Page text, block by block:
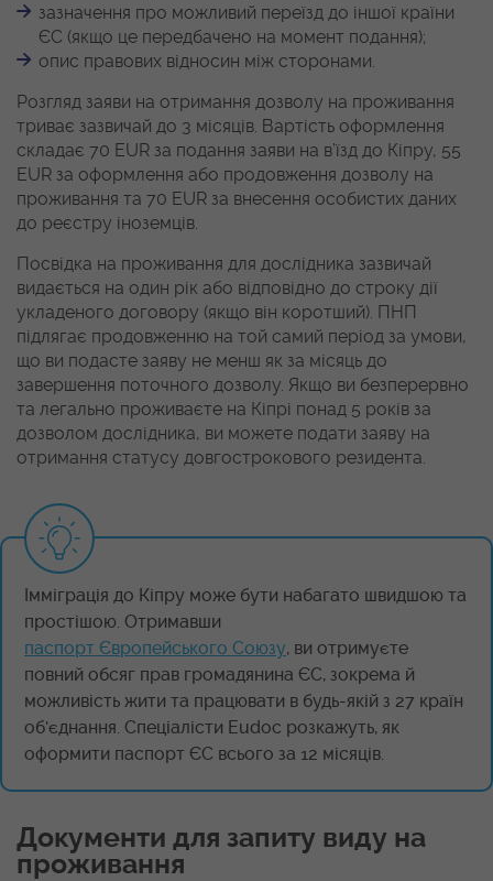
зазначення про можливий переїзд до іншої країни
ЄС (якщо це передбачено на момент подання);
опис правових відносин між сторонами.
Розгляд заяви на отримання дозволу на проживання
триває зазвичай до 3 місяців. Вартість оформлення
складає 70 EUR за подання заяви на в’їзд до Кіпру, 55
EUR за оформлення або продовження дозволу на
проживання та 70 EUR за внесення особистих даних
до реєстру іноземців.
Посвідка на проживання для дослідника зазвичай
видається на один рік або відповідно до строку дії
укладеного договору (якщо він коротший). ПНП
підлягає продовженню на той самий період за умови,
що ви подасте заяву не менш як за місяць до
завершення поточного дозволу. Якщо ви безперервно
та легально проживаєте на Кіпрі понад 5 років за
дозволом дослідника, ви можете подати заяву на
отримання статусу довгострокового резидента.
Імміграція до Кіпру може бути набагато швидшою та
простішою. Отримавши
паспорт Європейського Союзу, ви отримуєте
повний обсяг прав громадянина ЄС, зокрема й
можливість жити та працювати в будь-якій з 27 країн
об'єднання. Спеціалісти Eudoc розкажуть, як
оформити паспорт ЄС всього за 12 місяців.
Документи для запиту виду на
проживання